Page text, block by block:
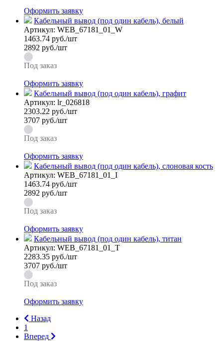
Оформить заявку
Кабельный вывод (под один кабель), белый
Артикул: WEB_67181_01_W
1463.74 руб./шт
2892 руб./шт
Под заказ
Оформить заявку
Кабельный вывод (под один кабель), графит
Артикул: lr_026818
2303.22 руб./шт
3707 руб./шт
Под заказ
Оформить заявку
Кабельный вывод (под один кабель), слоновая кость
Артикул: WEB_67181_01_I
1463.74 руб./шт
2892 руб./шт
Под заказ
Оформить заявку
Кабельный вывод (под один кабель), титан
Артикул: WEB_67181_01_T
2283.35 руб./шт
3707 руб./шт
Под заказ
Оформить заявку
Назад
1
Вперед